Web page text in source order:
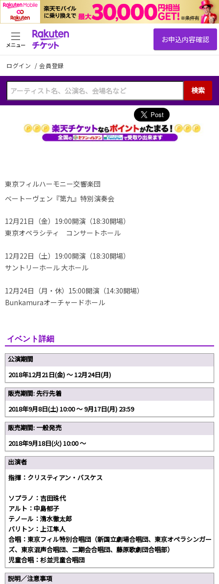
ログイン /会員登録
検索
メニュー
東京フィルハーモニー交響楽団
ベートーヴェン『第九』特別演奏会
12月21日（金）19:00開演（18:30開場）
東京オペラシティ コンサートホール
12月22日（土）19:00開演（18:30開場）
サントリーホール 大ホール
12月24日（月・休）15:00開演（14:30開場）
Bunkamuraオーチャードホール
イベント詳細
公演期間
2018年12月21日(金) 〜 12月24日(月)
販売期間: 先行先着
2018年9月8日(土) 10:00 〜 9月17日(月) 23:59
販売期間: 一般発売
2018年9月18日(火) 10:00 〜
出演者
指揮：クリスティアン・バスケス
ソプラノ：吉田珠代
アルト：中島郁子
テノール：清水徹太郎
バリトン：上江隼人
合唱：東京フィル特別合唱団（新国立劇場合唱団、東京オペラシンガー
ズ、東京混声合唱団、二期会合唱団、藤原歌劇団合唱部）
児童合唱：杉並児童合唱団
説明／注意事項